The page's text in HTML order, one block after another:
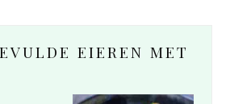
EIEREN MET